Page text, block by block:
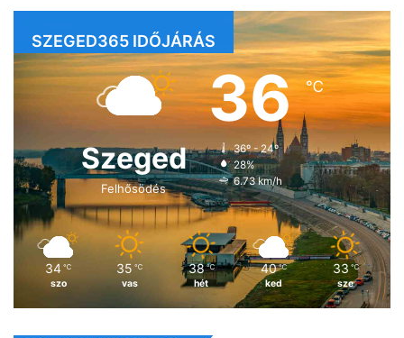
SZEGED365 IDŐJÁRÁS
Szeged
Felhősödés
36℃
36º - 24º
28%
6.73 km/h
34 ℃
szo
35 ℃
vas
38 ℃
hét
40 ℃
ked
33 ℃
sze